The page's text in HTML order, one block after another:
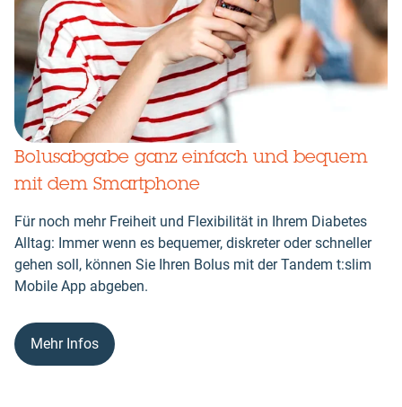
Bolusabgabe ganz einfach und bequem
mit dem Smartphone
Für noch mehr Freiheit und Flexibilität in Ihrem Diabetes
Alltag: Immer wenn es bequemer, diskreter oder schneller
gehen soll, können Sie Ihren Bolus mit der Tandem t:slim
Mobile App abgeben.
Mehr Infos